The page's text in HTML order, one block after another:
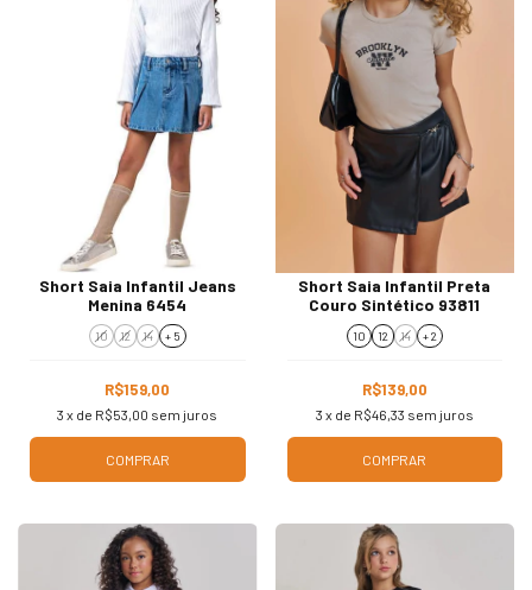
Short Saia Infantil Jeans
Menina 6454
10 12 14 + 5
R$159,00
3 x de R$53,00 sem juros
COMPRAR
Short Saia Infantil Preta
Couro Sintético 93811
10 12 14 + 2
R$139,00
3 x de R$46,33 sem juros
COMPRAR